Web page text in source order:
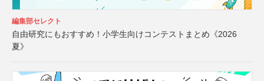
編集部セレクト
自由研究にもおすすめ！小学生向けコンテストまとめ《2026
夏》